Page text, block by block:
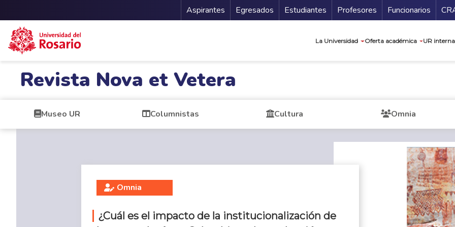
Menu Secundario
Aspirantes Egresados Estudiantes Profesores Funcionarios
La Universidad Oferta académica UR
Revista Nova et Vetera
Museo UR Columnistas Cultura Omnia
Omnia
¿Cuál es el impacto de la institucionalización de